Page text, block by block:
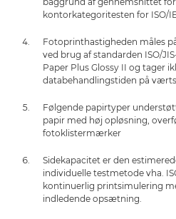
kontorkategoritesten for ISO/
Fotoprinthastigheden måles
ved brug af standarden ISO/
Paper Plus Glossy II og tager
databehandlingstiden på
Følgende papirtyper
papir med høj opløsning,
fotoklistermærker
Sidekapacitet er den
individuelle testmetode vha.
kontinuerlig printsimulering
indledende opsætning.